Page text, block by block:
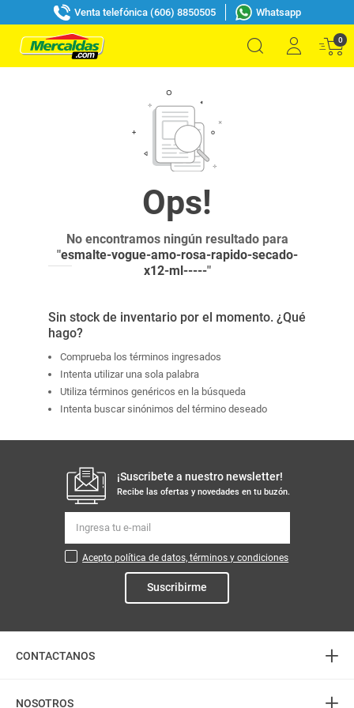
Venta telefónica (606) 8850505 Whatsapp
0
No encontramos ningún resultado para
"esmalte-vogue-amo-rosa-rapido-secado-
x12-ml-----"
Sin stock de inventario por el momento. ¿Qué
hago?
Comprueba los términos ingresados
Intenta utilizar una sola palabra
Utiliza términos genéricos en la búsqueda
Intenta buscar sinónimos del término deseado
¡Suscribete a nuestro newsletter!
Recibe las ofertas y novedades en tu buzón.
Acepto política de datos, términos y condiciones
Suscribirme
CONTACTANOS +
Atención telefónica
NOSOTROS